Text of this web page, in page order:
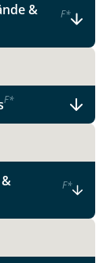
&
F*
F*
F*